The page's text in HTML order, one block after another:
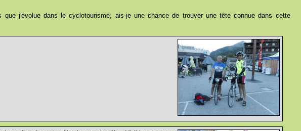
j'évolue dans le cyclotourisme, ais-je une chance de trouver une tête connue dans cette